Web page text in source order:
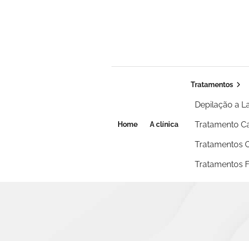
Home A clínica
Tratamentos
Depilação a
Tratamento
Tratamentos
Tratamentos